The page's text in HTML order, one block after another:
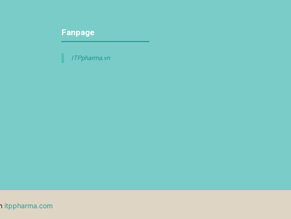
Fanpage
ITPpharma.vn
itppharma.com